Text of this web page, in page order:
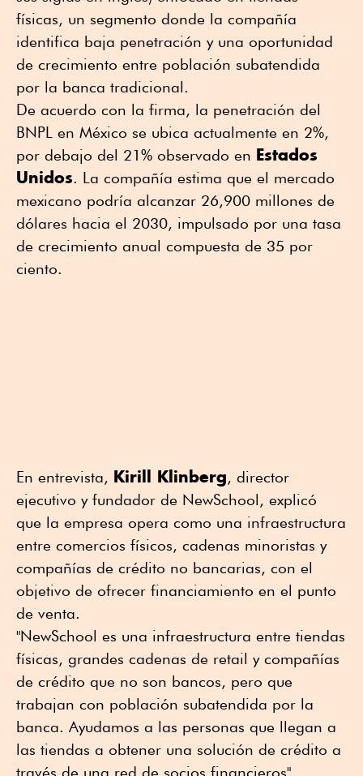
físicas, un segmento donde la compañía
identifica baja penetración y una oportunidad
de crecimiento entre población subatendida
por la banca tradicional.
De acuerdo con la firma, la penetración del
BNPL en México se ubica actualmente en 2%,
por debajo del 21% observado en Estados
Unidos. La compañía estima que el mercado
mexicano podría alcanzar 26,900 millones de
dólares hacia el 2030, impulsado por una tasa
de crecimiento anual compuesta de 35 por
ciento.
En entrevista, Kirill Klinberg, director
ejecutivo y fundador de NewSchool, explicó
que la empresa opera como una infraestructura
entre comercios físicos, cadenas minoristas y
compañías de crédito no bancarias, con el
objetivo de ofrecer financiamiento en el punto
de venta.
"NewSchool es una infraestructura entre tiendas
físicas, grandes cadenas de retail y compañías
de crédito que no son bancos, pero que
trabajan con población subatendida por la
banca. Ayudamos a las personas que llegan a
las tiendas a obtener una solución de crédito a
través de una red de socios financieros",